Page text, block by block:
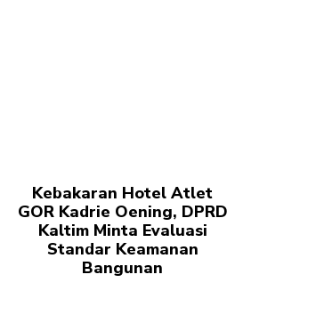
Kebakaran Hotel Atlet
GOR Kadrie Oening, DPRD
Kaltim Minta Evaluasi
Standar Keamanan
Bangunan